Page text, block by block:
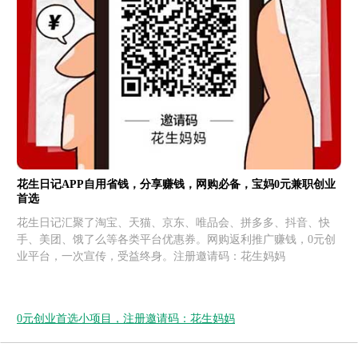
花生日记APP自用省钱，分享赚钱，网购必备，宝妈0元兼职创业
首选
花生日记汇聚了淘宝、天猫、京东、唯品会、拼多多、抖音、快
手、美团、饿了么等各类平台优惠券。网购返利推广赚钱，0元创
业平台，一次宣传，受益终身。注册邀请码：花生妈妈
0元创业首选小项目，注册邀请码：花生妈妈